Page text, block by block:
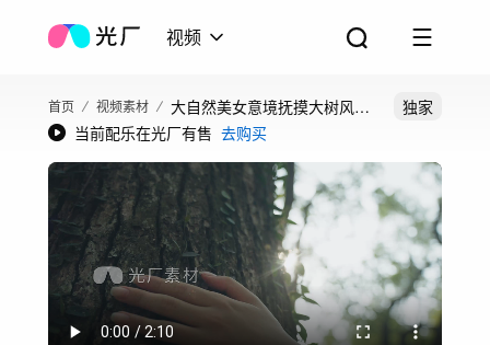
视频
首页 视频素材
大自然美女意境抚摸大树风感
受自然旅游形象
独家
当前配乐在光厂有售 去购买